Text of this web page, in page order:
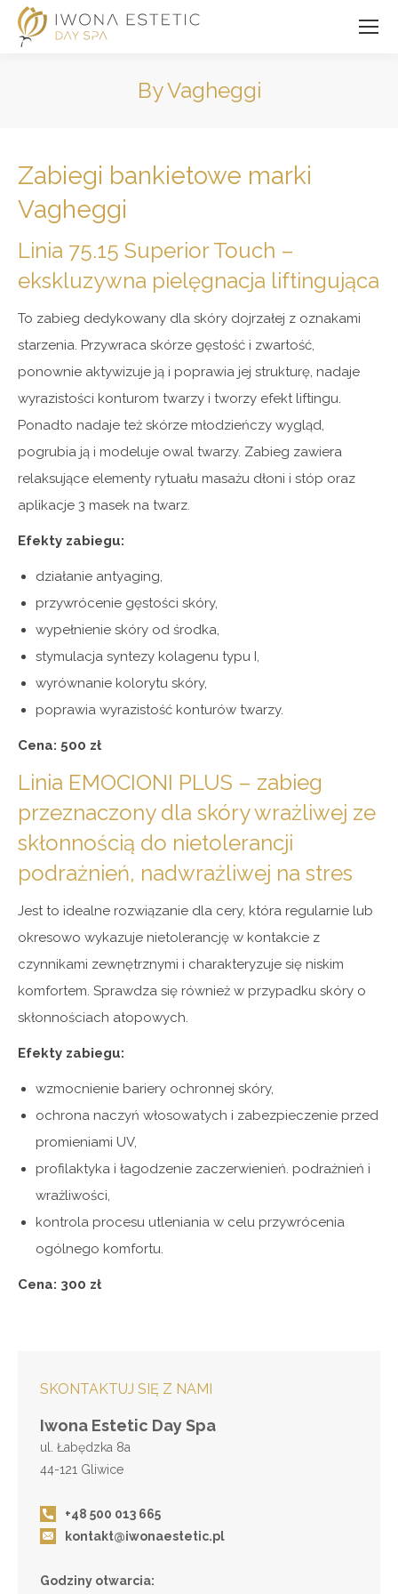
By Vagheggi
Zabiegi bankietowe marki
Vagheggi
Linia 75.15 Superior Touch –
ekskluzywna pielęgnacja liftingująca
To zabieg dedykowany dla skóry dojrzałej z oznakami
starzenia. Przywraca skórze gęstość i zwartość,
ponownie aktywizuje ją i poprawia jej strukturę, nadaje
wyrazistości konturom twarzy i tworzy efekt liftingu.
Ponadto nadaje też skórze młodzieńczy wygląd,
pogrubia ją i modeluje owal twarzy. Zabieg zawiera
relaksujące elementy rytuału masażu dłoni i stóp oraz
aplikacje 3 masek na twarz.
Efekty zabiegu:
działanie antyaging,
przywrócenie gęstości skóry,
wypełnienie skóry od środka,
stymulacja syntezy kolagenu typu I,
wyrównanie kolorytu skóry,
poprawia wyrazistość konturów twarzy.
Cena: 500 zł
Linia EMOCIONI PLUS – zabieg
przeznaczony dla skóry wrażliwej ze
skłonnością do nietolerancji
podrażnień, nadwrażliwej na stres
Jest to idealne rozwiązanie dla cery, która regularnie lub
okresowo wykazuje nietolerancję w kontakcie z
czynnikami zewnętrznymi i charakteryzuje się niskim
komfortem. Sprawdza się również w przypadku skóry o
skłonnościach atopowych.
Efekty zabiegu:
wzmocnienie bariery ochronnej skóry,
ochrona naczyń włosowatych i zabezpieczenie przed
promieniami UV,
profilaktyka i łagodzenie zaczerwienień. podrażnień i
wrażliwości,
kontrola procesu utleniania w celu przywrócenia
ogólnego komfortu.
Cena: 300 zł
SKONTAKTUJ SIĘ Z NAMI
Iwona Estetic Day Spa
ul. Łabędzka 8a
44-121 Gliwice
+48 500 013 665
kontakt@iwonaestetic.pl
Godziny otwarcia: